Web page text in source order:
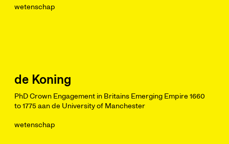
wetenschap
de Koning
PhD Crown Engagement in Britains Emerging Empire 1660
to 1775 aan de University of Manchester
wetenschap